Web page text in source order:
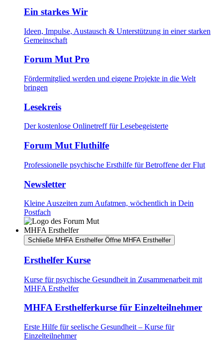
Ein starkes Wir
Ideen, Impulse, Austausch & Unterstützung in einer starken
Gemeinschaft
Forum Mut Pro
Fördermitglied werden und eigene Projekte in die Welt
bringen
Lesekreis
Der kostenlose Onlinetreff für Lesebegeisterte
Forum Mut Fluthilfe
Professionelle psychische Ersthilfe für Betroffene der Flut
Newsletter
Kleine Auszeiten zum Aufatmen, wöchentlich in Dein
Postfach
MHFA Ersthelfer
Schließe MHFA Ersthelfer Öffne MHFA Ersthelfer
Ersthelfer Kurse
Kurse für psychische Gesundheit in Zusammenarbeit mit
MHFA Ersthelfer
MHFA Ersthelferkurse für Einzelteilnehmer
Erste Hilfe für seelische Gesundheit – Kurse für
Einzelteilnehmer